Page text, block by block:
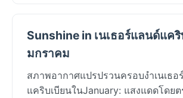
Sunshine in เนเธอร์แลนด์แคริ
มกราคม
สภาพอากาศแปรปรวนครอบงำเนเธอ
แคริบเบียนในJanuary: แสงแดดโดย